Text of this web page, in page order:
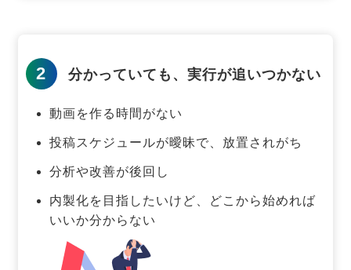
2 分かっていても、実行が追いつかない
動画を作る時間がない
投稿スケジュールが曖昧で、放置されがち
分析や改善が後回し
内製化を目指したいけど、どこから始めれば
いいか分からない